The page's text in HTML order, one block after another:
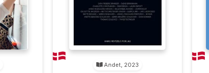
Andet, 2023